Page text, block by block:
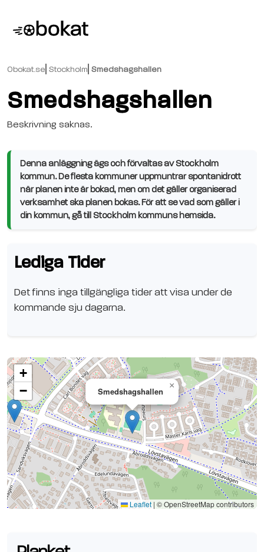
Obokat.se Stockholm Smedshagshallen
Smedshagshallen
Beskrivning saknas.
Denna anläggning ägs och förvaltas av Stockholm
kommun. De flesta kommuner uppmuntrar spontanidrott
när planen inte är bokad, men om det gäller organiserad
verksamhet ska planen bokas. För att se vad som gäller i
din kommun, gå till Stockholm kommuns hemsida.
Lediga Tider
Det finns inga tillgängliga tider att visa under de
kommande sju dagarna.
Smedshagshallen
×
+
−
Leaflet | © OpenStreetMap contributors
Se planen på Google Maps